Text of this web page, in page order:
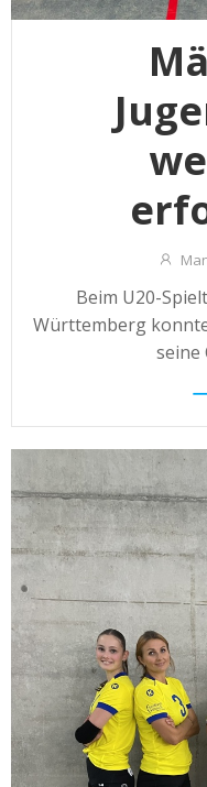
Beim U20-
Württemberg
seine